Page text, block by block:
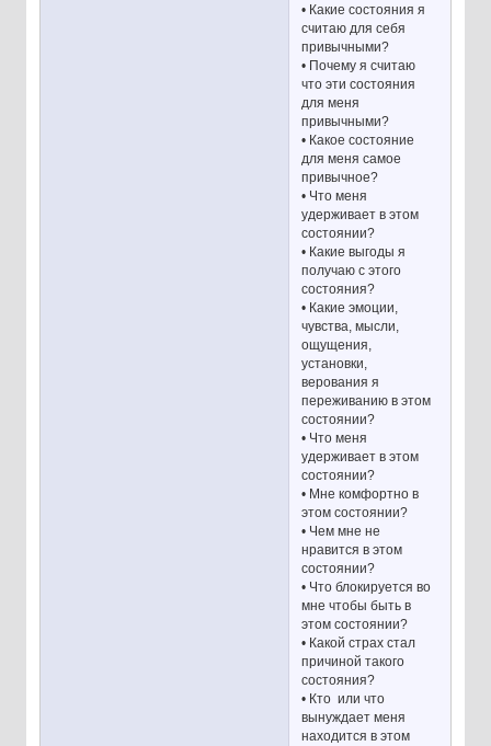
• Какие состояния я
считаю для себя
привычными?
• Почему я считаю
что эти состояния
для меня
привычными?
• Какое состояние
для меня самое
привычное?
• Что меня
удерживает в этом
состоянии?
• Какие выгоды я
получаю с этого
состояния?
• Какие эмоции,
чувства, мысли,
ощущения,
установки,
верования я
переживанию в этом
состоянии?
• Что меня
удерживает в этом
состоянии?
• Мне комфортно в
этом состоянии?
• Чем мне не
нравится в этом
состоянии?
• Что блокируется во
мне чтобы быть в
этом состоянии?
• Какой страх стал
причиной такого
состояния?
• Кто или что
вынуждает меня
находится в этом